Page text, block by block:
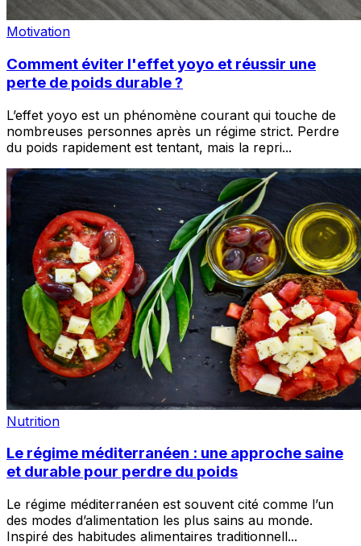
Motivation
Comment éviter l'effet yoyo et réussir une
perte de poids durable ?
L’effet yoyo est un phénomène courant qui touche de
nombreuses personnes après un régime strict. Perdre
du poids rapidement est tentant, mais la repri...
Nutrition
Le régime méditerranéen : une approche saine
et durable pour perdre du poids
Le régime méditerranéen est souvent cité comme l’un
des modes d’alimentation les plus sains au monde.
Inspiré des habitudes alimentaires traditionnell...